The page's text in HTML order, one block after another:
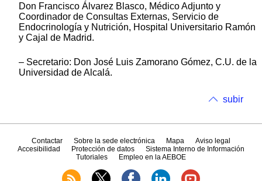
Don Francisco Álvarez Blasco, Médico Adjunto y
Coordinador de Consultas Externas, Servicio de
Endocrinología y Nutrición, Hospital Universitario Ramón
y Cajal de Madrid.
– Secretario: Don José Luis Zamorano Gómez, C.U. de la
Universidad de Alcalá.
subir
Contactar Sobre la sede electrónica Mapa
Aviso legal
Accesibilidad
Protección de datos
Sistema Interno de Información
Tutoriales
Empleo en la AEBOE